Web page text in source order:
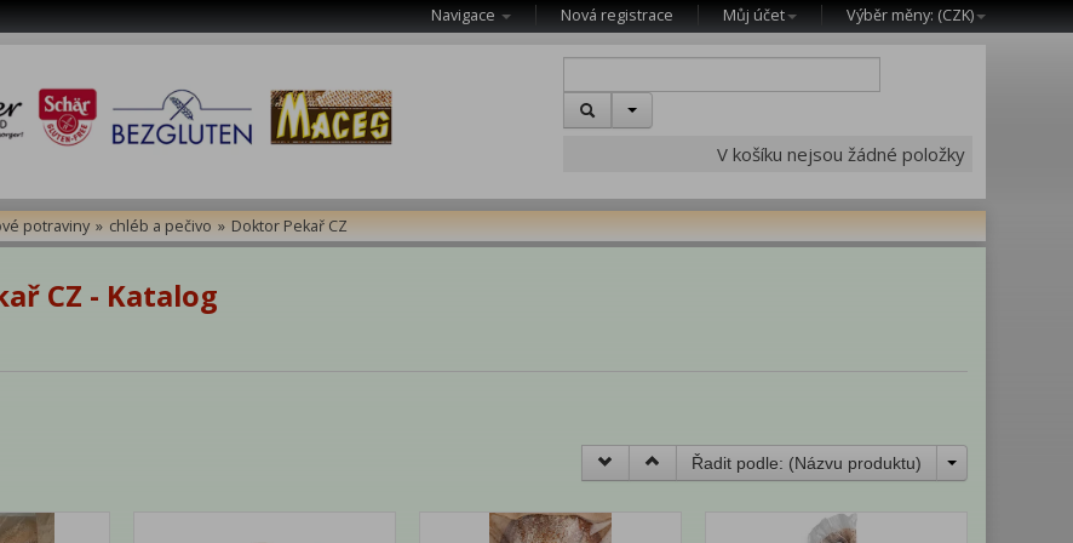
Navigace Nová registrace Můj účet Výběr měny: (CZK)
V košíku nejsou žádné položky
potraviny » chléb a pečivo » Doktor Pekař CZ
CZ - Katalog
Řadit podle: (Názvu produktu)